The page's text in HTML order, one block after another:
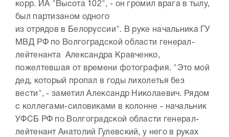
корр. ИА "Высота 102", - он громил врага в тылу,
был партизаном одного
из отрядов в Белоруссии". В руке начальника ГУ
МВД РФ по Волгоградской области генерал-
лейтенанта Александра Кравченко,
пожелтевшая от времени фотография. "Это мой
дед, который пропал в годы лихолетья без
вести", - заметил Александр Николаевич. Рядом
с коллегами-силовиками в колонне - начальник
УФСБ РФ по Волгоградской области генерал-
лейтенант Анатолий Гулевский, у него в руках